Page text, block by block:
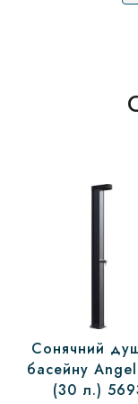
Сонячний
басейну
(30 л.)